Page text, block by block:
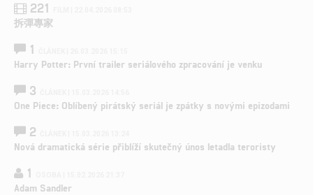
221
拆彈專家
1
Harry Potter: První trailer seriálového zpracování je venku
3
One Piece: Oblíbený pirátský seriál je zpátky s novými epizodami
2
Nová dramatická série přiblíží skutečný únos letadla teroristy
1
Adam Sandler